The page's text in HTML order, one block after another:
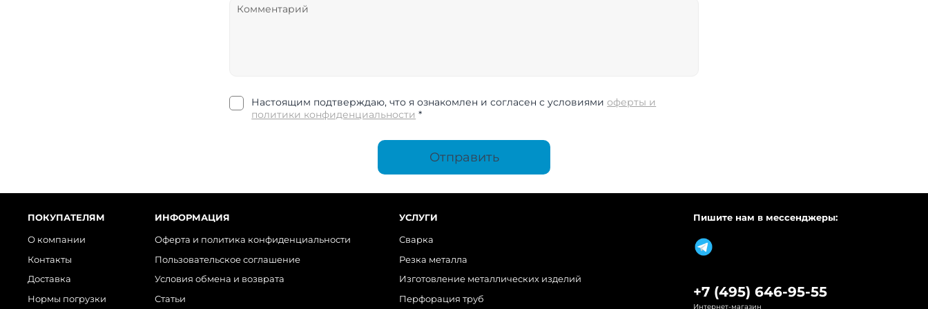
Настоящим подтверждаю, что я ознакомлен и согласен с условиямиоферты и
политики конфиденциальности *
Отправить
ПОКУПАТЕЛЯМ
О компании
Контакты
Доставка
Нормы погрузки
ИНФОРМАЦИЯ
Оферта и политика конфиденциальности
Пользовательское соглашение
Условия обмена и возврата
Статьи
УСЛУГИ
Сварка
Резка металла
Изготовление металлических изделий
Перфорация труб
Пишите нам в мессенджеры:
+7 (495) 646-95-55
Интернет-магазин